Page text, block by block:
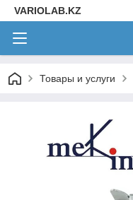
VARIOLAB.KZ
Товары и услуги